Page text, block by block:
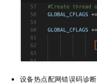
设备热点配网错误码诊断